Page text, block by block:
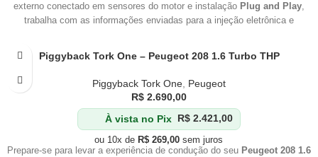
externo conectado em sensores do motor e instalação Plug and Play
trabalha com as informações enviadas para a injeção eletrônica e
Piggyback Tork One – Peugeot 208 1.6 Turbo THP
Piggyback Tork One, Peugeot
R$ 2.690,00
À vista no Pix R$ 2.421,00
ou 10x de R$ 269,00 sem juros
Prepare-se para levar a experiência de condução do seu Peugeot 208 1.6